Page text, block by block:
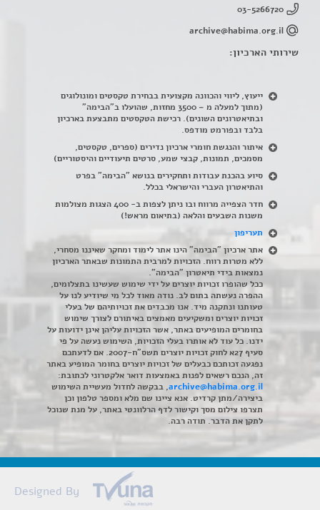
03-5266720
archive@habima.org.il
שירותי הארכיון:
ייעוץ, ליווי והכוונה מקצועית בבחירת טקסטים ומונולוגים
(מתוך למעלה מ – 3500 מחזות, שהועלו ב"הבימה"
ובתיאטרונים השונים). רכישת הטקסטים מתבצעת בארכיון
בלבד ובפורמט מודפס.
איתור והנגשת חומרי ארכיון נדירים (ספרים, טקסטים,
מסמכים, תמונות, קבצי שמע, סרטים תיעודיים והיסטוריים)
סיוע בהכנת עבודות ותחקירים בנושא "הבימה" בפרט
והתיאטרון העברי והישראלי בכלל.
חדר הצפייה מרווח ובו ניתן לצפות ב- 400 הצגות מצולמות
משנות השבעים והלאה (בתיאום מראש!)
תעריפון
אתר ארכיון "הבימה" הינו אתר לימוד ומחקר שאיננו מסחרי,
ללא מטרות רווח. הזכויות למרבית התמונות שבאתר הארכיון
נמצאות בידי תיאטרון "הבימה".
ככל שהופרו זכויות יוצרים על ידי שימוש שעשינו בתצלומים,
ההפרה נעשתה בתום לב. נודה מאוד לכל מי שיודיע לנו על
טעותנו ונתקנה מיד. אנו מכבדים את זכויותיהם של בעלי
זכויות יוצרים ומשקיעים מאמצים באיתורם לצורך שימוש
בחומרים המופיעים באתר, אשר הזכויות עליהן אינן ידועות על
ידנו. כל עוד לא אותרו בעלי הזכויות, השימוש נעשה על פי
סעיף 27א לחוק זכויות יוצרים תשס"ח-2007. אם לדעתכם
נפגעה זכותכם כבעלים של זכויות יוצרים בחומר המופיע באתר
זה, הנכם רשאים לפנות באמצעות דואר אלקטרוני לכתובת:
archive@habima.org.il, בבקשה לחדול מעשיית השימוש
ביצירה/מתן קרדיט. אנא ציינו שם מלא ומספר טלפון וכן
תצרפו צילום מסך וקישור לדף הרלוונטי באתר, על מנת שנוכל
לתקן את הדבר. תודה רבה.
Designed By